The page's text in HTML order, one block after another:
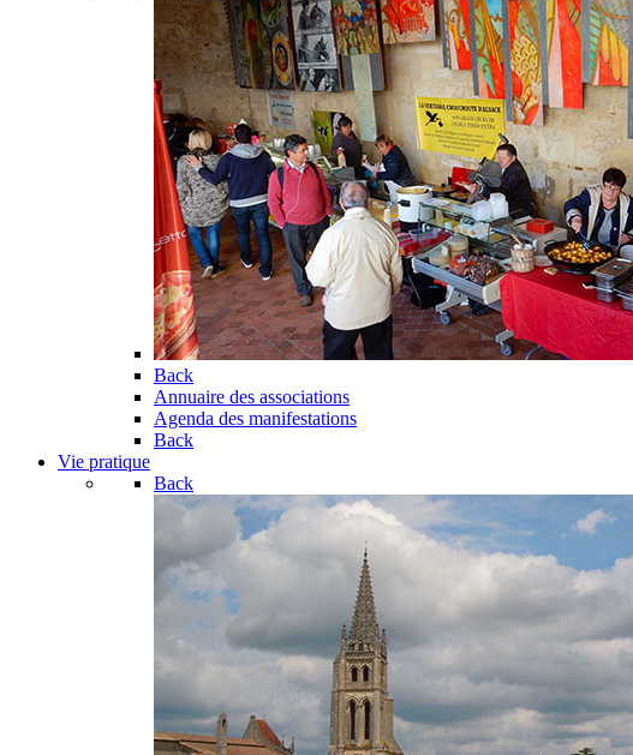
Back
Annuaire des associations
Agenda des manifestations
Back
Vie pratique
Back